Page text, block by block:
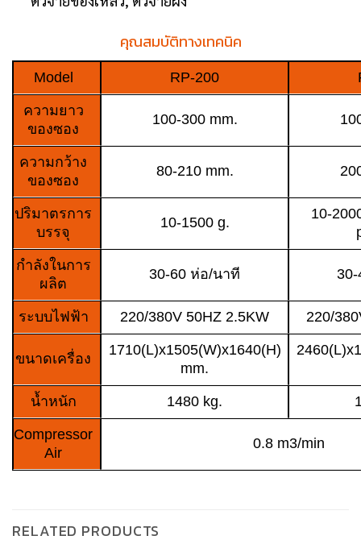
คุณสมบัติทางเทคนิค
Model RP-200
ความยาว
ของซอง
100-300 mm.
ความกว้าง
ของซอง
80-210 mm.
ปริมาตรการ
บรรจุ
10-1500 g.
10-
กำลังในการ
ผลิต
30-60 ห่อ/นาที
ระบบไฟฟ้า 220/380V 50HZ 2.5KW 220/
ขนาดเครื่อง
1710(L)x1505(W)x1640(H)
mm.
น้ำหนัก 1480 kg.
Compressor
Air
0.8 m3/min
RELATED PRODUCTS